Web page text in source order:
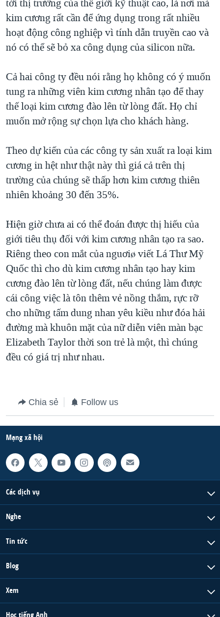
tới thị trường của thế giới kỹ thuật cao, là nơi mà
kim cương rất cần để ứng dụng trong rất nhiều
hoạt động công nghiệp vì tính dẫn truyền cao và
nó có thể sẽ bỏ xa công dụng của silicon nữa.
Cả hai công ty đều nói rằng họ không có ý muốn
tung ra những viên kim cương nhân tạo để thay
thế loại kim cương đào lên từ lòng đất. Họ chỉ
muốn mở rộng sự chọn lựa cho khách hàng.
Theo dự kiến của các công ty sản xuất ra loại kim
cương in hệt như thật này thì giá cả trên thị
trường của chúng sẽ thấp hơn kim cương thiên
nhiên khoảng 30 đến 35%.
Hiện giờ chưa ai có thể đoán được thị hiếu của
giới tiêu thụ đối với kim cương nhân tạo ra sao.
Riêng theo con mắt của nguơiø viết Lá Thư Mỹ
Quốc thì cho dù kim cương nhân tạo hay kim
cương đào lên từ lòng đất, nếu chúng làm được
cái công việc là tôn thêm vẻ nồng thắm, rực rỡ
cho những tấm dung nhan yêu kiều như đóa hải
đường mà khuôn mặt của nữ diễn viên màn bạc
Elizabeth Taylor thời son trẻ là một, thì chúng
đều có giá trị như nhau.
Chia sẻ Follow us
Mạng xã hội
Các dịch vụ
Nghe
Tin tức
Blog
Xem